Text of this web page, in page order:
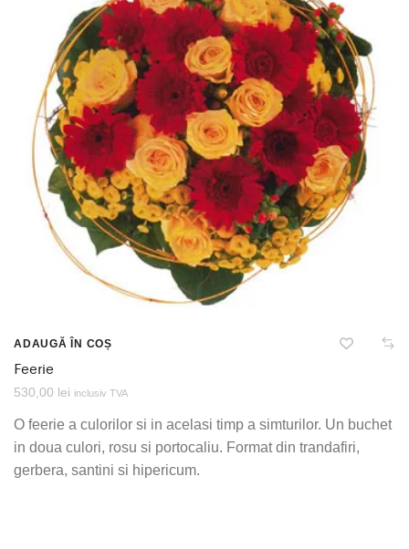
ADAUGĂ ÎN COȘ
Feerie
530,00 lei inclusiv TVA
O feerie a culorilor si in acelasi timp a simturilor. Un buchet
in doua culori, rosu si portocaliu. Format din trandafiri,
gerbera, santini si hipericum.